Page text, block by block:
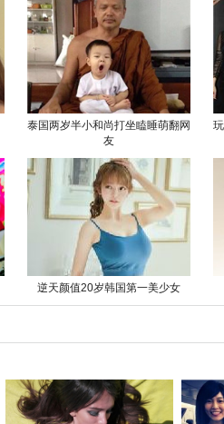
泰国两岁半小和尚打坐瞌睡萌翻网
友
逆天颜值20岁韩国第一美少女